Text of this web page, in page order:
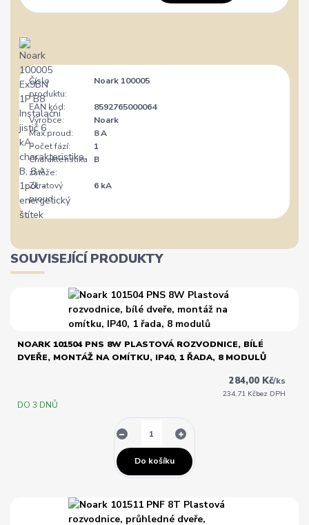
Číslo
produktu:
Noark 100005
EAN kód:
8592765000064
Výrobce:
Noark
Max.proud:
8 A
Počet fází:
1
Charakteristika
zátěže:
B
Zkratový
proud:
6 kA
SOUVISEJÍCÍ PRODUKTY
NOARK 101504 PNS 8W PLASTOVÁ ROZVODNICE, BÍLÉ
DVEŘE, MONTÁŽ NA OMÍTKU, IP40, 1 ŘADA, 8 MODULŮ
284,00 Kč/ks
234,71 Kčbez DPH
DO 3 DNŮ
Do košíku